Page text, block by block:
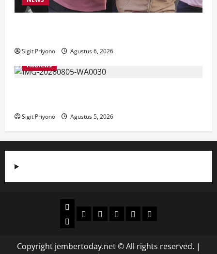
Sigit Priyono
Agustus 6, 2026
Hotnews
Sigit Priyono Agustus 5, 2026
Beranda
News
PolitikOtomotifEkonomiSosialtentang
today
Copyright jembertoday.net © All rights reserved. |